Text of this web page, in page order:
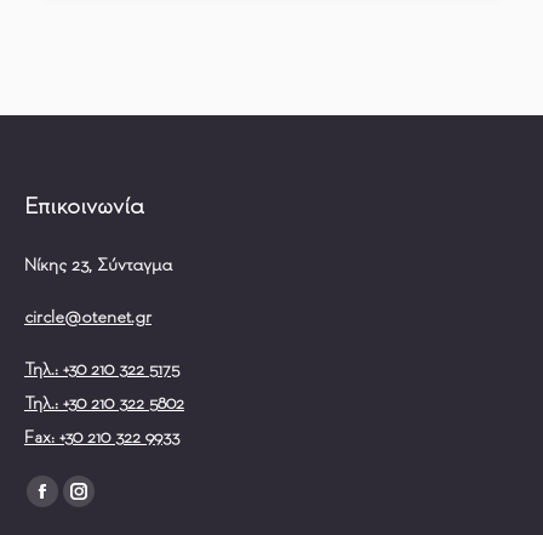
Επικοινωνία
Νίκης 23, Σύνταγμα
circle@otenet.gr
Τηλ.: +30 210 322 5175
Τηλ.: +30 210 322 5802
Fax: +30 210 322 9933
Find us on:
FacebookInstagram